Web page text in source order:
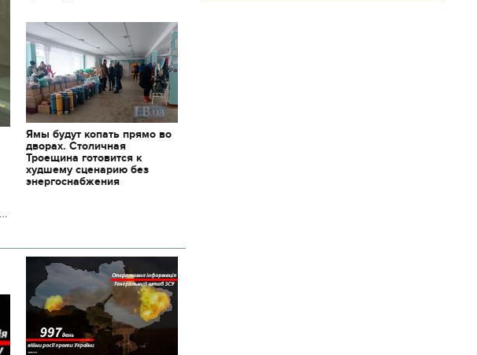
Ямы будут копать прямо во
дворах. Столичная
Троещина готовится к
худшему сценарию без
энергоснабжения